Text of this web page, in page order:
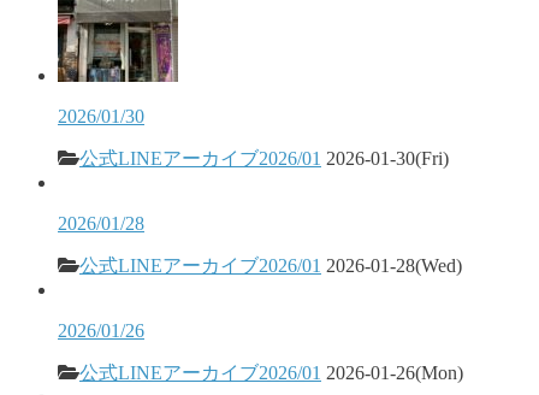
2026/01/30
公式LINEアーカイブ2026/01 2026-01-30(Fri)
2026/01/28
公式LINEアーカイブ2026/01 2026-01-28(Wed)
2026/01/26
公式LINEアーカイブ2026/01 2026-01-26(Mon)